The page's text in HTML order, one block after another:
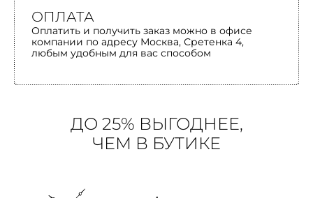
ОПЛАТА
Оплатить и получить заказ можно в офисе
компании по адресу Москва, Сретенка 4,
любым удобным для вас способом
ДО 25% ВЫГОДНЕЕ,
ЧЕМ В БУТИКЕ